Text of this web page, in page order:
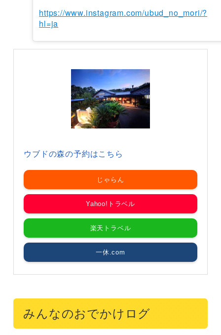
https://www.instagram.com/ubud_no_mori/?
hl=ja
ウブドの森の予約はこちら
じゃらん
Yahoo!トラベル
楽天トラベル
一休.com
みんなのおでかけログ